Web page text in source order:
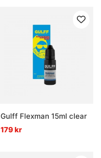
Gulff Flexman 15ml clear
179 kr